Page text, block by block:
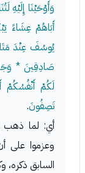
وَأَوْحَيْنَا إِلَيْهِ
أَبَاهُمْ عِشَاءً
يُوسُفَ عِنْدَ
صَادِقِينَ *
لَكُمْ أَنْفُسُكُمْ
تَصِفُونَ.
أي: لما ذهب
وعزموا على
السابق ذكره،